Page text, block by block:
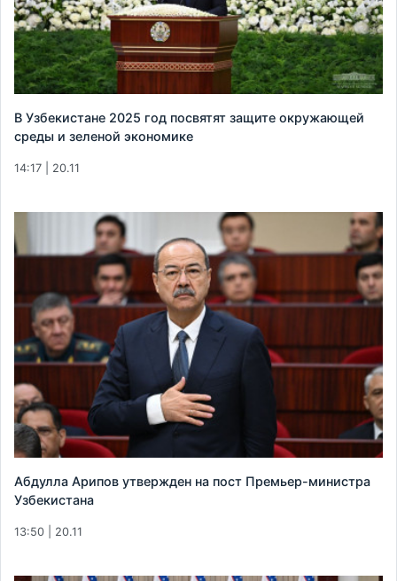
В Узбекистане 2025 год посвятят защите окружающей
среды и зеленой экономике
14:17 | 20.11
Абдулла Арипов утвержден на пост Премьер-министра
Узбекистана
13:50 | 20.11